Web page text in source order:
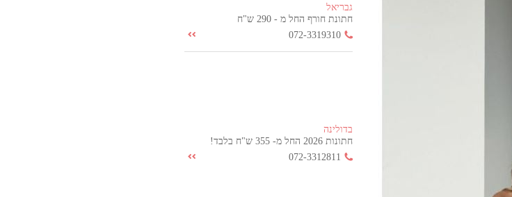
גבריאל
חתונת חורף החל מ - 290 ש"ח
072-3319310
בדולינה
חתונות 2026 החל מ- 355 ש"ח בלבד!
072-3312811